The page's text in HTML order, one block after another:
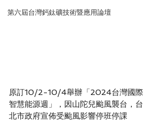
第六屆台灣鈣鈦礦技術暨應用論壇
原訂10/2-10/4舉辦「2024台灣國際
智慧能源週」，因山陀兒颱風襲台，台
北市政府宣佈受颱風影響停班停課